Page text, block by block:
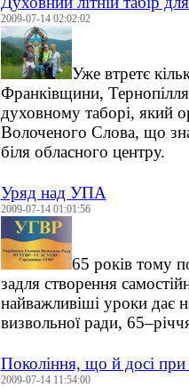
2009-07-14 02:02:02
Уже втретє
Франківщини,
духовному таборі, який
Волоченого Слова, що
біля обласного центру.
Уряд над УПА
2009-07-14 01:01:56
65 років тому
задля створення
найважливіші уроки дає
визвольної ради,
Покоління, що й досі при
2009-07-14 11:54:00